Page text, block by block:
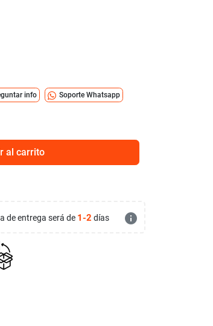
info Soporte Whatsapp
al carrito
de entrega será de 1-2 días info